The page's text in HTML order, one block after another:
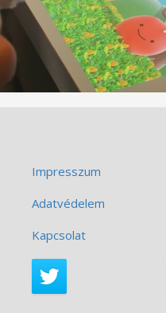
Impresszum
Adatvédelem
Kapcsolat